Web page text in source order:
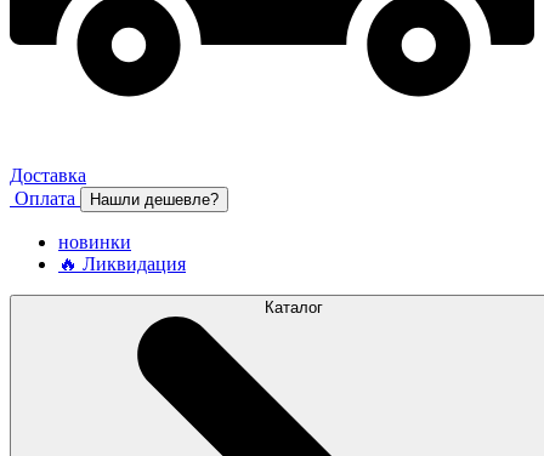
Доставка
Оплата
Нашли дешевле?
новинки
🔥 Ликвидация
Каталог